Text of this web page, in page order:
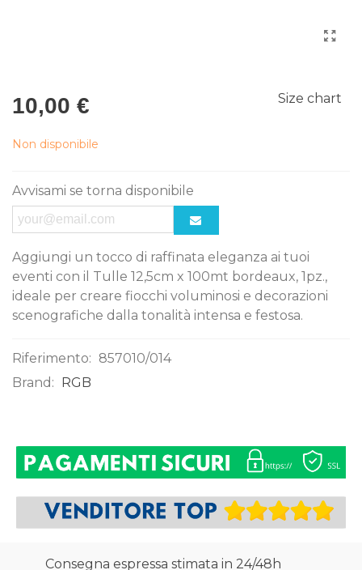
10,00 € Size chart
Non disponibile
Avvisami se torna disponibile
Aggiungi un tocco di raffinata eleganza ai tuoi
eventi con il Tulle 12,5cm x 100mt bordeaux, 1pz.,
ideale per creare fiocchi voluminosi e decorazioni
scenografiche dalla tonalità intensa e festosa.
Riferimento: 857010/014
Brand: RGB
Consegna espressa stimata in 24/48h